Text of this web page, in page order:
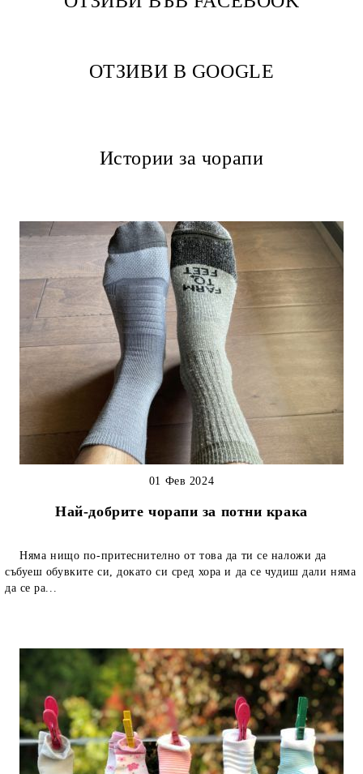
ОТЗИВИ В GOOGLE
Истории за чорапи
Най-добрите чорапи за потни крака
01 Фев 2024
Няма нищо по-притеснително от това да ти се наложи да
събуеш обувките си, докато си сред хора и да се чудиш дали няма
да се ра...